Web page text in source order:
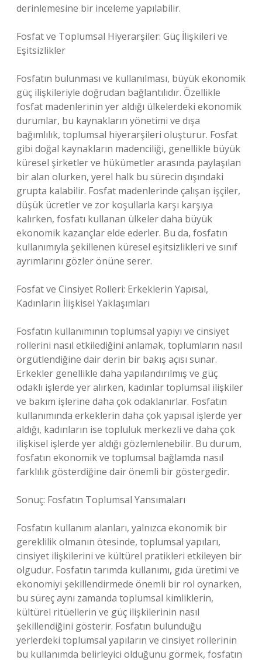
derinlemesine bir inceleme yapılabilir.
Fosfat ve Toplumsal Hiyerarşiler: Güç İlişkileri ve
Eşitsizlikler
Fosfatın bulunması ve kullanılması, büyük ekonomik
güç ilişkileriyle doğrudan bağlantılıdır. Özellikle
fosfat madenlerinin yer aldığı ülkelerdeki ekonomik
durumlar, bu kaynakların yönetimi ve dışa
bağımlılık, toplumsal hiyerarşileri oluşturur. Fosfat
gibi doğal kaynakların madenciliği, genellikle büyük
küresel şirketler ve hükümetler arasında paylaşılan
bir alan olurken, yerel halk bu sürecin dışındaki
grupta kalabilir. Fosfat madenlerinde çalışan işçiler,
düşük ücretler ve zor koşullarla karşı karşıya
kalırken, fosfatı kullanan ülkeler daha büyük
ekonomik kazançlar elde ederler. Bu da, fosfatın
kullanımıyla şekillenen küresel eşitsizlikleri ve sınıf
ayrımlarını gözler önüne serer.
Fosfat ve Cinsiyet Rolleri: Erkeklerin Yapısal,
Kadınların İlişkisel Yaklaşımları
Fosfatın kullanımının toplumsal yapıyı ve cinsiyet
rollerini nasıl etkilediğini anlamak, toplumların nasıl
örgütlendiğine dair derin bir bakış açısı sunar.
Erkekler genellikle daha yapılandırılmış ve güç
odaklı işlerde yer alırken, kadınlar toplumsal ilişkiler
ve bakım işlerine daha çok odaklanırlar. Fosfatın
kullanımında erkeklerin daha çok yapısal işlerde yer
aldığı, kadınların ise topluluk merkezli ve daha çok
ilişkisel işlerde yer aldığı gözlemlenebilir. Bu durum,
fosfatın ekonomik ve toplumsal bağlamda nasıl
farklılık gösterdiğine dair önemli bir göstergedir.
Sonuç: Fosfatın Toplumsal Yansımaları
Fosfatın kullanım alanları, yalnızca ekonomik bir
gereklilik olmanın ötesinde, toplumsal yapıları,
cinsiyet ilişkilerini ve kültürel pratikleri etkileyen bir
olgudur. Fosfatın tarımda kullanımı, gıda üretimi ve
ekonomiyi şekillendirmede önemli bir rol oynarken,
bu süreç aynı zamanda toplumsal kimliklerin,
kültürel ritüellerin ve güç ilişkilerinin nasıl
şekillendiğini gösterir. Fosfatın bulunduğu
yerlerdeki toplumsal yapıların ve cinsiyet rollerinin
bu kullanımda belirleyici olduğunu görmek, fosfatın